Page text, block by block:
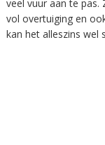
veel vuur aan te
vol overtuiging en
kan het alleszins wel